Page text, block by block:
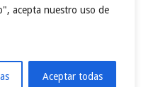
acepta nuestro uso de
Aceptar todas
LINKTREE